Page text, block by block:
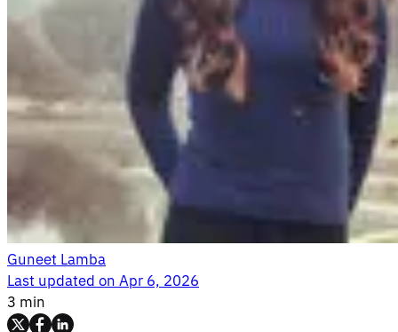
Guneet Lamba
Last updated onApr 6, 2026
3 min